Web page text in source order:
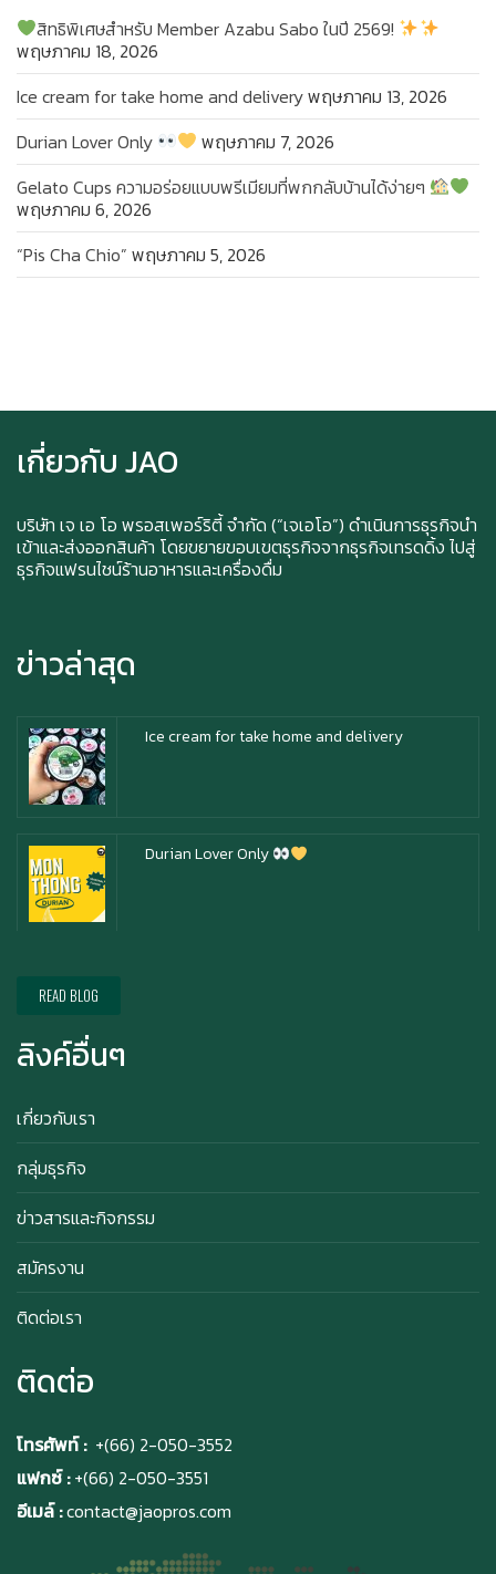
สิทธิพิเศษสำหรับ Member Azabu Sabo ในปี 2569!
พฤษภาคม 18, 2026
Ice cream for take home and deliveryพฤษภาคม 13, 2026
Durian Lover Only
พฤษภาคม 7, 2026
Gelato Cups ความอร่อยแบบพรีเมียมที่พกกลับบ้านได้ง่ายๆ
พฤษภาคม 6, 2026
“Pis Cha Chio” พฤษภาคม 5, 2026
เกี่ยวกับ JAO
บริษัท เจ เอ โอ พรอสเพอร์ริตี้ จำกัด (“เจเอโอ”) ดำเนินการธุรกิจนำ
เข้าและส่งออกสินค้า โดยขยายขอบเขตธุรกิจจากธุรกิจเทรดดิ้ง ไปสู่
ธุรกิจแฟรนไชน์ร้านอาหารและเครื่องดื่ม
ข่าวล่าสุด
Ice cream for take home and delivery
ซาบุ ซาโบะ
Ice cream for take home and delivery
Durian Lover Only
READ BLOG
ลิงค์อื่นๆ
เกี่ยวกับเรา
กลุ่มธุรกิจ
ข่าวสารและกิจกรรม
สมัครงาน
ติดต่อเรา
ติดต่อ
โทรศัพท์ : +(66) 2-050-3552
แฟกซ์ :+(66) 2-050-3551
อีเมล์ :contact@jaopros.com